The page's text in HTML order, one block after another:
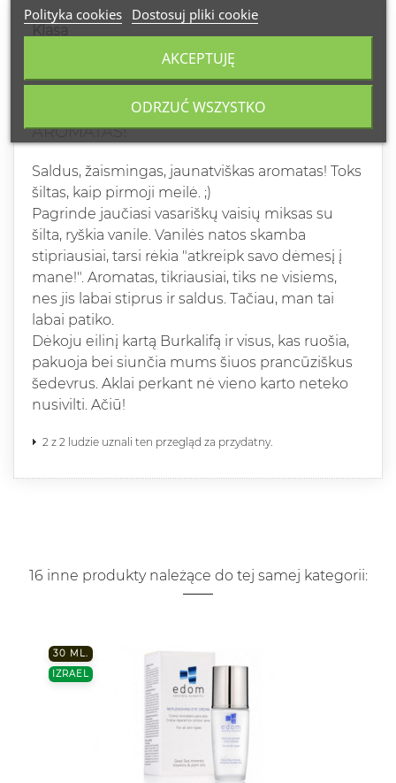
2021-03-02
GRAŽUS, NEPRIEKAIŠTINGAS
AROMATAS!
Saldus, žaismingas, jaunatviškas aromatas! Toks
šiltas, kaip pirmoji meilė. ;)
Pagrinde jaučiasi vasariškų vaisių miksas su
šilta, ryškia vanile. Vanilės natos skamba
stipriausiai, tarsi rėkia "atkreipk savo dėmesį į
mane!". Aromatas, tikriausiai, tiks ne visiems,
nes jis labai stiprus ir saldus. Tačiau, man tai
labai patiko.
Dėkoju eilinį kartą Burkalifą ir visus, kas ruošia,
pakuoja bei siunčia mums šiuos prancūziškus
šedevrus. Aklai perkant nė vieno karto neteko
nusivilti. Ačiū!
2 z 2 ludzie uznali ten przegląd za przydatny.
16 inne produkty należące do tej samej kategorii:
30 ML.
IZRAEL
Polityka cookies Dostosuj pliki cookie
ODRZUĆ WSZYSTKO
AKCEPTUJĘ